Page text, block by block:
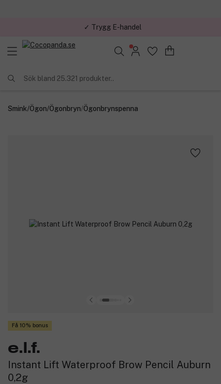
✓ Trygg E-handel
Sök bland 25.321 produkter..
Smink/Ögon/Ögonbryn/Ögonbrynspenna
Få 10% bonus
e.l.f.
Instant Lift Waterproof Brow Pencil Auburn
0,2g